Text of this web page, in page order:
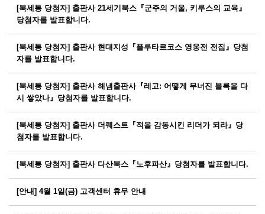
[북세통 당첨자] 출판사 21세기북스『군주의 거울, 키루스의 교육』
당첨자를 발표합니다.
[북세통 당첨자] 출판사 현대지성『플루타르코스 영웅전 전집』당첨
자를 발표합니다.
[북세통 당첨자] 출판사 해냄출판사『레고: 어떻게 무너진 블록을 다
시 쌓았나』당첨자를 발표합니다.
[북세통 당첨자] 출판사 더퀘스트『적을 감동시킨 리더가 되라』당
첨자를 발표합니다.
[북세통 당첨자] 출판사 다산북스『노후파산』당첨자를 발표합니다.
[안내] 4월 1일(금) 고객센터 휴무 안내